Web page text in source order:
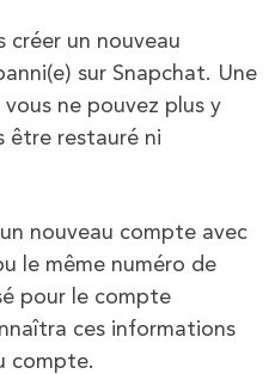
créer un nouveau
sur Snapchat. Une
ne pouvez plus y
être restauré ni
nouveau compte avec
le même numéro de
pour le compte
ces informations
compte.